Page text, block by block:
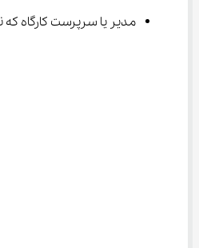
مدیر یا سرپرست کارگاه که